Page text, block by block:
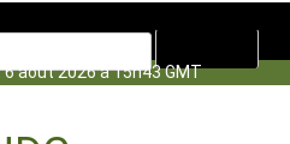
6 août 2026 à 15h43 GMT